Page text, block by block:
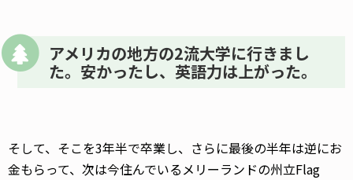
アメリカの地方の2流大学に行きまし
た。安かったし、英語力は上がった。
そして、そこを3年半で卒業し、さらに最後の半年は逆にお
金もらって、次は今住んでいるメリーランドの州立Flag